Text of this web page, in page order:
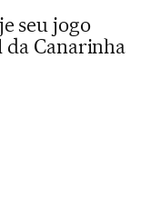
seu jogo
da Canarinha